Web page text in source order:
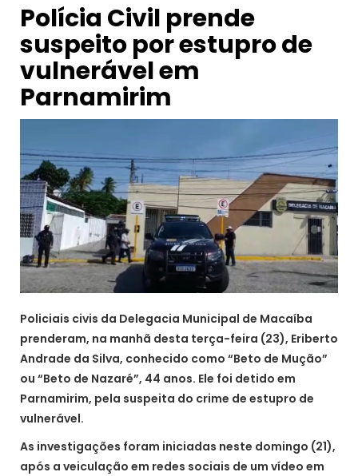
Polícia Civil prende
suspeito por estupro de
vulnerável em
Parnamirim
Policiais civis da Delegacia Municipal de Macaíba
prenderam, na manhã desta terça-feira (23), Eriberto
Andrade da Silva, conhecido como “Beto de Mução”
ou “Beto de Nazaré”, 44 anos. Ele foi detido em
Parnamirim, pela suspeita do crime de estupro de
vulnerável.
As investigações foram iniciadas neste domingo (21),
após a veiculação em redes sociais de um vídeo em